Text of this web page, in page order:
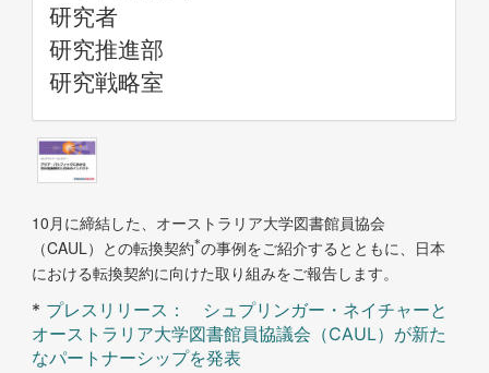
研究者
研究推進部
研究戦略室
10 月に締結した、オーストラリア大学図書館員協会
（CAUL ）との転換契約*の事例をご紹介するとともに、日本
における転換契約に向けた取り組みをご報告します。
* プレスリリース： シュプリンガー・ネイチャーと
オーストラリア大学図書館員協議会（CAUL）が新た
なパートナーシップを発表